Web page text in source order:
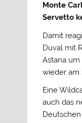
Monte
Servetto
Damit
Duval mit
Astana um
wieder am
Eine
auch das